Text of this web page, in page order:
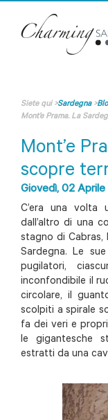
Siete qui>Sardegna>
Mont’e Prama. La
Mont’e
scopre
Giovedì, 02 Aprile
C’era una volta
dall’altro di una
stagno di
Sardegna. Le
pugilatori,
inconfondibile il
circolare, il
scolpiti a spirale
fa dei veri e
le gigantesche
estratti da una